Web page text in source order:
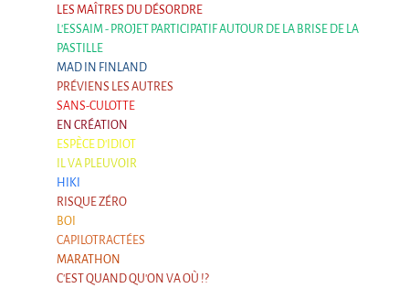
LES MAÎTRES DU DÉSORDRE
L'ESSAIM - PROJET PARTICIPATIF AUTOUR DE LA BRISE DE LA
PASTILLE
MAD IN FINLAND
PRÉVIENS LES AUTRES
SANS-CULOTTE
EN CRÉATION
ESPÈCE D'IDIOT
IL VA PLEUVOIR
HIKI
RISQUE ZÉRO
BOI
CAPILOTRACTÉES
MARATHON
C'EST QUAND QU'ON VA OÙ !?